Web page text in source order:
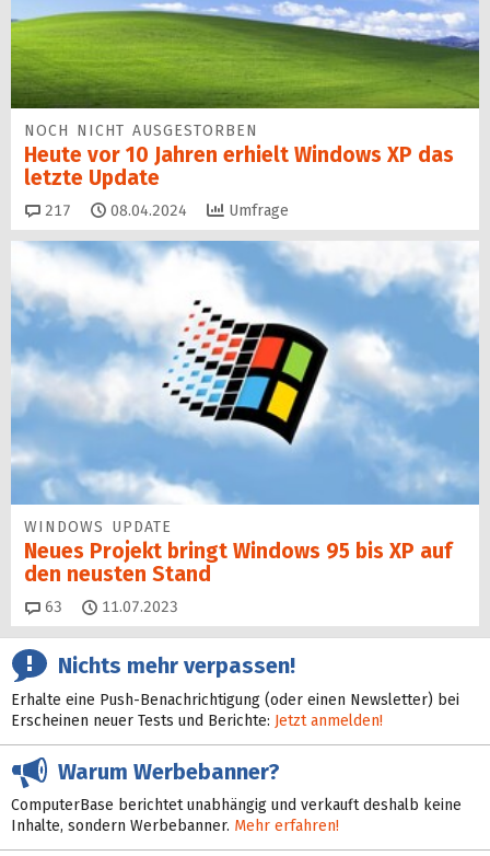
NOCH NICHT AUSGESTORBEN
Heute vor 10 Jahren erhielt Windows XP das
letzte Update
217 Kommentare
08.04.2024 Umfrage
WINDOWS UPDATE
Neues Projekt bringt Windows 95 bis XP auf
den neusten Stand
63 Kommentare
11.07.2023
Nichts mehr verpassen!
Erhalte eine Push-Benachrichtigung (oder einen Newsletter) bei
Erscheinen neuer Tests und Berichte: Jetzt anmelden!
Warum Werbebanner?
ComputerBase berichtet unabhängig und verkauft deshalb keine
Inhalte, sondern Werbebanner. Mehr erfahren!